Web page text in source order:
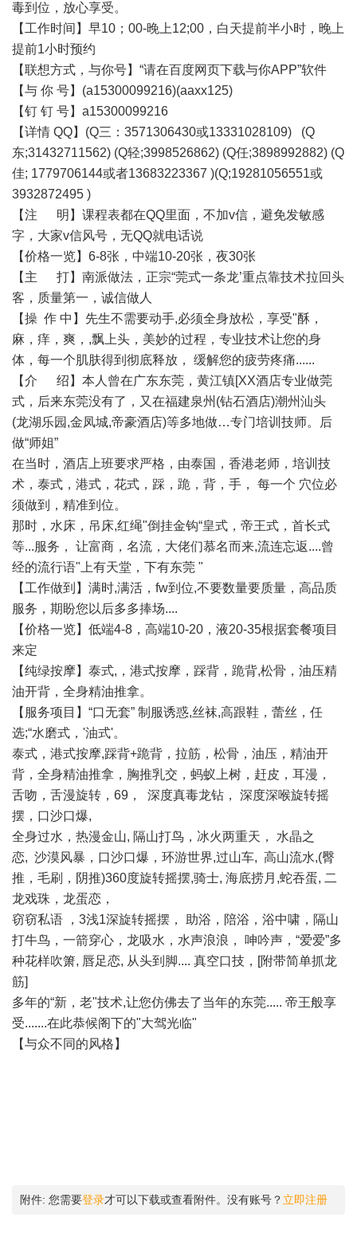
毒到位，放心享受。
【工作时间】早10；00-晚上12;00，白天提前半小时，晚上
提前1小时预约
【联想方式，与你号】“请在百度网页下载与你APP”软件
【与 你 号】(a15300099216)(aaxx125)
【钉 钉 号】a15300099216
【详情 QQ】(Q三：3571306430或13331028109) (Q
东;31432711562) (Q轻;3998526862) (Q任;3898992882) (Q
佳; 1779706144或者13683223367 )(Q;19281056551或
3932872495 )
【注 明】课程表都在QQ里面，不加v信，避免发敏感
字，大家v信风号，无QQ就电话说
【价格一览】6-8张，中端10-20张，夜30张
【主 打】南派做法，正宗“莞式一条龙’重点靠技术拉回头
客，质量第一，诚信做人
【操 作 中】先生不需要动手,必须全身放松，享受"酥，
麻，痒，爽，,飘上头，美妙的过程，专业技术让您的身
体，每一个肌肤得到彻底释放， 缓解您的疲劳疼痛......
【介 绍】本人曾在广东东莞，黄江镇[XX酒店专业做莞
式，后来东莞没有了，又在福建泉州(钻石酒店)潮州汕头
(龙湖乐园,金凤城,帝豪酒店)等多地做…专门培训技师。后
做“师姐”
在当时，酒店上班要求严格，由泰国，香港老师，培训技
术，泰式，港式，花式，踩，跪，背，手， 每一个 穴位必
须做到，精准到位。
那时，水床，吊床,红绳"倒挂金钩“皇式，帝王式，首长式
等...服务， 让富商，名流，大佬们慕名而来,流连忘返....曾
经的流行语"上有天堂，下有东莞 "
【工作做到】满时,满活，fw到位,不要数量要质量，高品质
服务，期盼您以后多多捧场....
【价格一览】低端4-8，高端10-20，液20-35根据套餐项目
来定
【纯绿按摩】泰式,，港式按摩，踩背，跪背,松骨，油压精
油开背，全身精油推拿。
【服务项目】“口无套” 制服诱惑,丝袜,高跟鞋，蕾丝，任
选;“水磨式，'油式'。
泰式，港式按摩,踩背+跪背，拉筋，松骨，油压，精油开
背，全身精油推拿，胸推乳交，蚂蚁上树，赶皮，耳漫，
舌吻，舌漫旋转，69， 深度真毒龙钻， 深度深喉旋转摇
摆，口沙口爆,
全身过水，热漫金山, 隔山打鸟，冰火两重天， 水晶之
恋, 沙漠风暴，口沙口爆，环游世界,过山车, 高山流水,(臀
推，毛刷，阴推)360度旋转摇摆,骑士, 海底捞月,蛇吞蛋, 二
龙戏珠，龙蛋恋，
窃窃私语 ，3浅1深旋转摇摆， 助浴，陪浴，浴中啸，隔山
打牛鸟，一箭穿心，龙吸水，水声浪浪， 呻吟声，“爱爱”多
种花样吹箫, 唇足恋, 从头到脚.... 真空口技，[附带简单抓龙
筋]
多年的“新，老"技术,让您仿佛去了当年的东莞..... 帝王般享
受.......在此恭候阁下的"大驾光临"
【与众不同的风格】
附件: 您需要登录才可以下载或查看附件。没有账号？ 立即注册